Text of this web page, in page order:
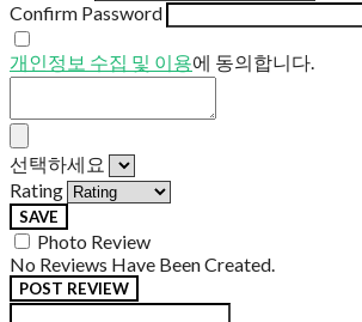
Confirm Password
개인정보 수집 및 이용에 동의합니다.
선택하세요
Rating
SAVE
Photo Review
No Reviews Have Been Created.
POST REVIEW